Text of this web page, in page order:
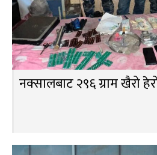
नक्सालबाट २९६ ग्राम खैरो